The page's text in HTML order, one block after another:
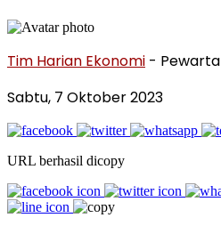
Tim Harian Ekonomi - Pewarta
Sabtu, 7 Oktober 2023
URL berhasil dicopy